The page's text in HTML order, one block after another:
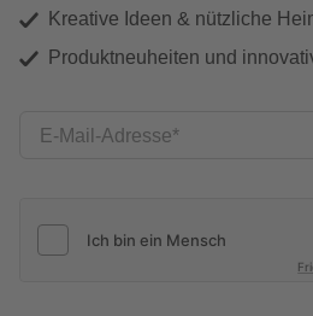
Kreative Ideen & nützliche
Produktneuheiten und
E-Mail-Adresse